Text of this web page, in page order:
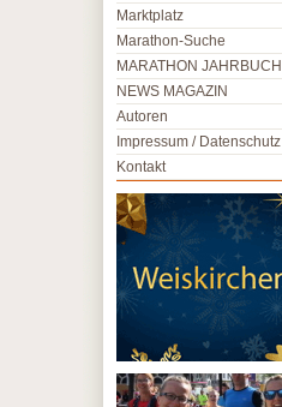
Marktplatz
Marathon-Suche
MARATHON JAHRBUCH
NEWS MAGAZIN
Autoren
Impressum / Datenschutz
Kontakt